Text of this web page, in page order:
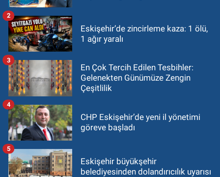
Eskişehir’de zincirleme kaza: 1 ölü,
1 ağır yaralı
2
En Çok Tercih Edilen Tesbihler:
Gelenekten Günümüze Zengin
Çeşitlilik
3
CHP Eskişehir’de yeni il yönetimi
göreve başladı
4
Eskişehir büyükşehir
belediyesinden dolandırıcılık uyarısı
5